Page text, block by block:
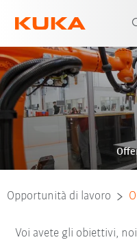
Opportunità di lavoro
Voi avete gli obiettivi,